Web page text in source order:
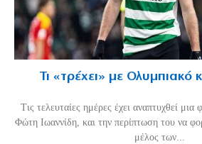
Τι «τρέχει» με Ολυμπιακό
Τις τελευταίες ημέρες έχει αναπτυχθεί
Φώτη Ιωαννίδη, και την περίπτωση του να
μέλος των...